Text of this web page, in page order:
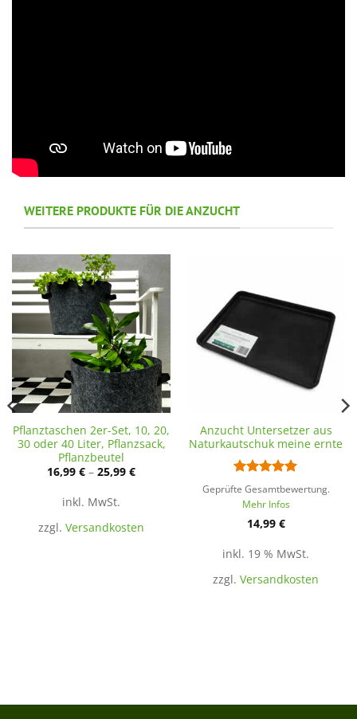
WEITERE PRODUKTE FÜR DIE ANZUCHT
Pflanztaschen 2er-Set, 10, 20,
30 oder 40 Liter, Pflanzsack,
Pflanzbeutel
16,99 € – 25,99 €
inkl. MwSt.
zzgl. Versandkosten
Anzucht Untersetzer aus
Naturkautschuk meine ernte
Bewertet
Geprüfte Gesamtbewertung.
Mehr Infos
14,99 €
inkl. 19 % MwSt.
zzgl. Versandkosten